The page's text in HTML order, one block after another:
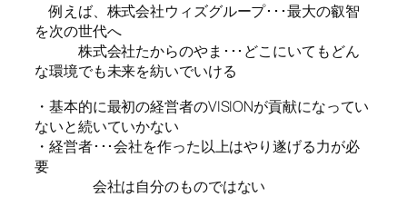
例えば、株式会社ウィズグループ･･･最大の叡智
を次の世代へ
株式会社たからのやま･･･どこにいてもどん
な環境でも未来を紡いでいける
・基本的に最初の経営者のVISIONが貢献になってい
ないと続いていかない
・経営者･･･会社を作った以上はやり遂げる力が必
要
会社は自分のものではない